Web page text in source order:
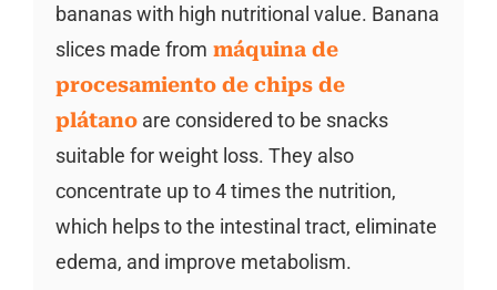
bananas with high nutritional value. Banana
slices made from máquina de
procesamiento de chips de
plátanoare considered to be snacks
suitable for weight loss. They also
concentrate up to 4 times the nutrition,
which helps to the intestinal tract, eliminate
edema, and improve metabolism.